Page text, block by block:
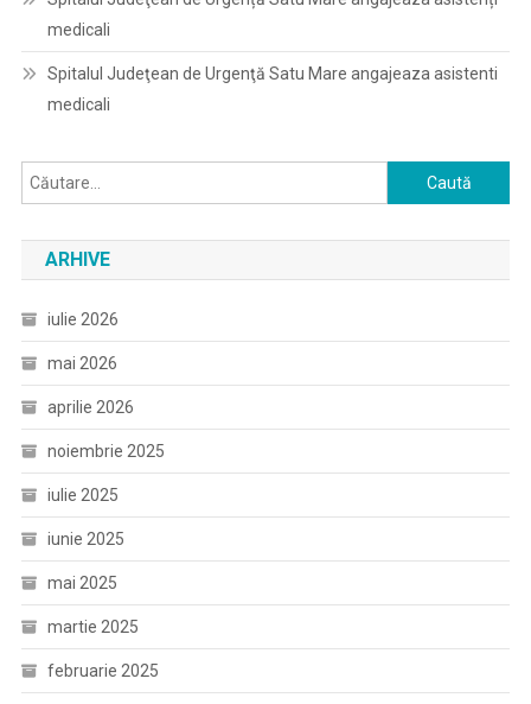
medicali
Spitalul Judeţean de Urgenţă Satu Mare angajeaza asistenti
medicali
Caută
după:
ARHIVE
iulie 2026
mai 2026
aprilie 2026
noiembrie 2025
iulie 2025
iunie 2025
mai 2025
martie 2025
februarie 2025